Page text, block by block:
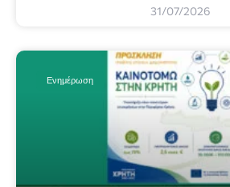
31/07/2026
Ενημέρωση